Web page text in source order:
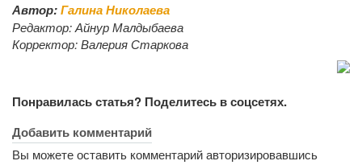
Автор:Галина Николаева
Редактор:Айнур Малдыбаева
Корректор:Валерия Старкова
Понравилась статья? Поделитесь в соцсетях.
Добавить комментарий
Вы можете оставить комментарий авторизировавшись